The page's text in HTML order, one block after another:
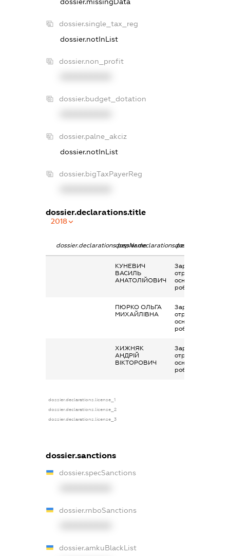
dossier.missingData
dossier.single_tax_reg
dossier.notInList
dossier.non_profit
dossier.budget_dotation
dossier.palne_akciz
dossier.notInList
dossier.bigTaxPayerReg
dossier.declarations.title
2018
dossier.declarations.pepNamedossier.declarations.personName
КУНЕВИЧ
ВАСИЛЬ
АНАТОЛІЙОВИЧ
Заробітна плата
отримана за
основним місцем
роботи
ПЮРКО ОЛЬГА
МИХАЙЛІВНА
Заробітна плата
отримана за
основним місцем
роботи
ХИЖНЯК
АНДРІЙ
ВІКТОРОВИЧ
Заробітна плата
отримана за
основним місцем
роботи
dossier.declarations.license_1
dossier.declarations.license_2
dossier.declarations.license_3
dossier.sanctions
dossier.specSanctions
dossier.rnboSanctions
dossier.amkuBlackList